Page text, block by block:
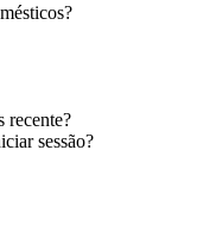
recente?
sessão?